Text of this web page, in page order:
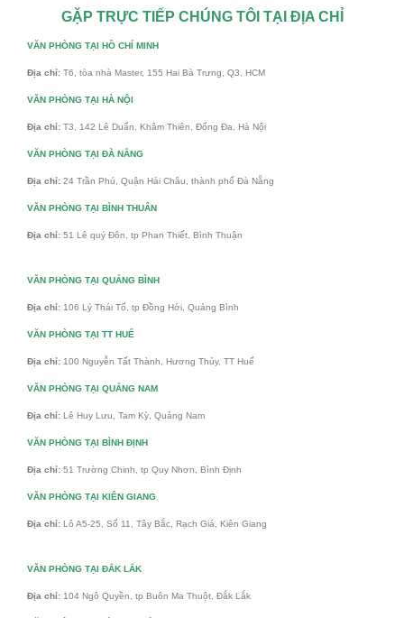
GẶP TRỰC TIẾP CHÚNG TÔI TẠI ĐỊA CHỈ
VĂN PHÒNG TẠI HỒ CHÍ MINH
Địa chỉ: T6, tòa nhà Master, 155 Hai Bà Trưng, Q3, HCM
VĂN PHÒNG TẠI HÀ NỘI
Địa chỉ: T3, 142 Lê Duẩn, Khâm Thiên, Đống Đa, Hà Nội
VĂN PHÒNG TẠI ĐÀ NẴNG
Địa chỉ: 24 Trần Phú, Quận Hải Châu, thành phố Đà Nẵng
VĂN PHÒNG TẠI BÌNH THUÂN
Địa chỉ: 51 Lê quý Đôn, tp Phan Thiết, Bình Thuận
VĂN PHÒNG TẠI QUẢNG BÌNH
Địa chỉ: 106 Lý Thái Tổ, tp Đồng Hới, Quảng Bình
VĂN PHÒNG TẠI TT HUẾ
Địa chỉ: 100 Nguyễn Tất Thành, Hương Thủy, TT Huế
VĂN PHÒNG TẠI QUẢNG NAM
Địa chỉ: Lê Huy Lưu, Tam Kỳ, Quảng Nam
VĂN PHÒNG TẠI BÌNH ĐỊNH
Địa chỉ: 51 Trường Chinh, tp Quy Nhơn, Bình Định
VĂN PHÒNG TẠI KIÊN GIANG
Địa chỉ: Lô A5-25, Số 11, Tây Bắc, Rạch Giá, Kiên Giang
VĂN PHÒNG TẠI ĐẮK LẮK
Địa chỉ: 104 Ngô Quyền, tp Buôn Ma Thuột, Đắk Lắk